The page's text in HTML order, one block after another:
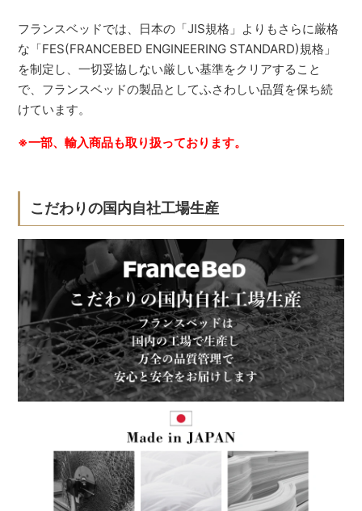
フランスベッドでは、日本の「JIS規格」よりもさらに厳格
な「FES(FRANCEBED ENGINEERING STANDARD)規格」
を制定し、一切妥協しない厳しい基準をクリアすること
で、フランスベッドの製品としてふさわしい品質を保ち続
けています。
※一部、輸入商品も取り扱っております。
こだわりの国内自社工場生産